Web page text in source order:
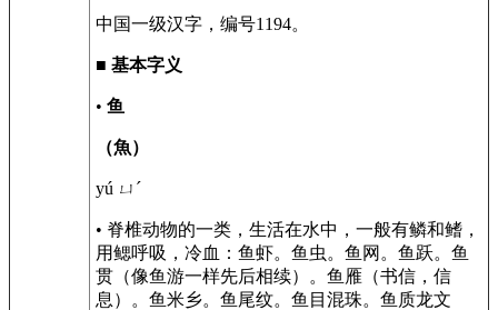
中国一级汉字，编号1194。
■ 基本字义
• 鱼
（魚）
yú ㄩˊ
• 脊椎动物的一类，生活在水中，一般有鳞和鳍，
用鳃呼吸，冷血：鱼虾。鱼虫。鱼网。鱼跃。鱼
贯（像鱼游一样先后相续）。鱼雁（书信，信
息）。鱼米乡。鱼尾纹。鱼目混珠。鱼质龙文